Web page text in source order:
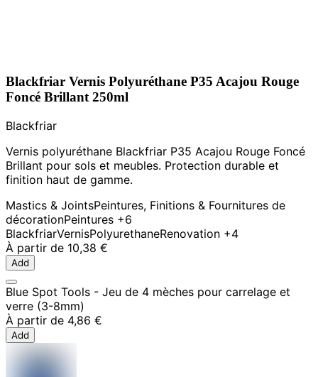
Blackfriar Vernis Polyuréthane P35 Acajou Rouge
Foncé Brillant 250ml
Blackfriar
Vernis polyuréthane Blackfriar P35 Acajou Rouge Foncé
Brillant pour sols et meubles. Protection durable et
finition haut de gamme.
Mastics & JointsPeintures, Finitions & Fournitures de
décorationPeintures +6
BlackfriarVernisPolyurethaneRenovation +4
À partir de 10,38 €
Add
Blue Spot Tools - Jeu de 4 mèches pour carrelage et
verre (3-8mm)
À partir de 4,86 €
Add